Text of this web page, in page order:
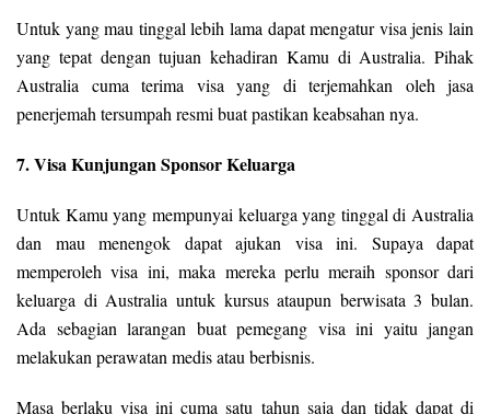
Untuk yang mau tinggal lebih lama dapat mengatur visa jenis lain
yang tepat dengan tujuan kehadiran Kamu di Australia. Pihak
Australia cuma terima visa yang di terjemahkan oleh jasa
penerjemah tersumpah resmi buat pastikan keabsahan nya.
7. Visa Kunjungan Sponsor Keluarga
Untuk Kamu yang mempunyai keluarga yang tinggal di Australia
dan mau menengok dapat ajukan visa ini. Supaya dapat
memperoleh visa ini, maka mereka perlu meraih sponsor dari
keluarga di Australia untuk kursus ataupun berwisata 3 bulan.
Ada sebagian larangan buat pemegang visa ini yaitu jangan
melakukan perawatan medis atau berbisnis.
Masa berlaku visa ini cuma satu tahun saja dan tidak dapat di